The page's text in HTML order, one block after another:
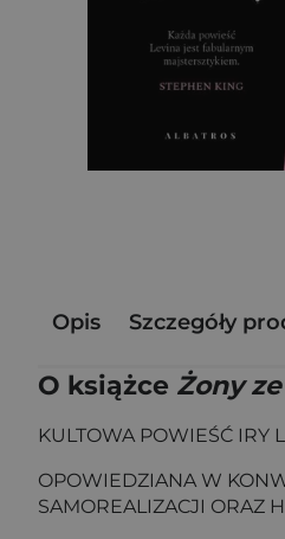
Opis Szczegóły
O książce Żony
KULTOWA POWIEŚĆ IRY
OPOWIEDZIANA W
SAMOREALIZACJI ORAZ